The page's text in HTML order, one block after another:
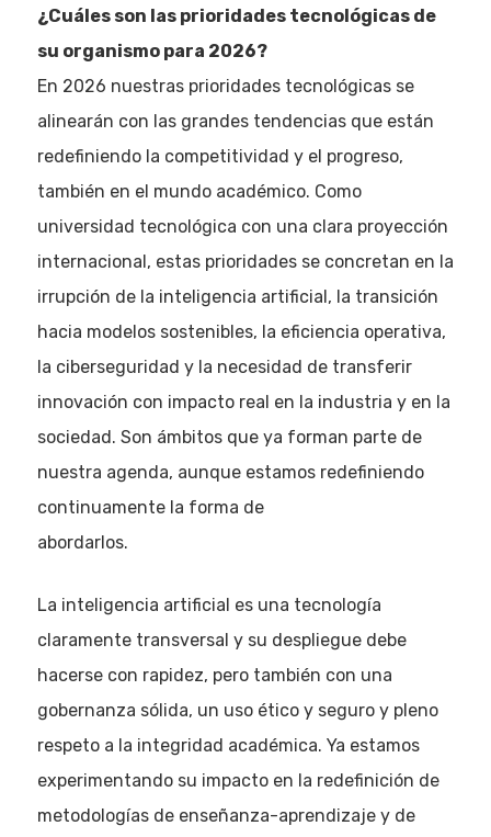
¿Cuáles son las prioridades tecnológicas de
su organismo para 2026?
En 2026 nuestras prioridades tecnológicas se
alinearán con las grandes tendencias que están
redefiniendo la competitividad y el progreso,
también en el mundo académico. Como
universidad tecnológica con una clara proyección
internacional, estas prioridades se concretan en la
irrupción de la inteligencia artificial, la transición
hacia modelos sostenibles, la eficiencia operativa,
la ciberseguridad y la necesidad de transferir
innovación con impacto real en la industria y en la
sociedad. Son ámbitos que ya forman parte de
nuestra agenda, aunque estamos redefiniendo
continuamente la forma de
abordarlos.
La inteligencia artificial es una tecnología
claramente transversal y su despliegue debe
hacerse con rapidez, pero también con una
gobernanza sólida, un uso ético y seguro y pleno
respeto a la integridad académica. Ya estamos
experimentando su impacto en la redefinición de
metodologías de enseñanza-aprendizaje y de